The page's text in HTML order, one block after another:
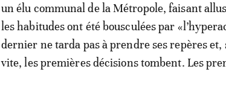
un élu communal de la Métropole, faisant
les habitudes ont été bousculées par
dernier ne tarda pas à prendre ses repères
vite, les premières décisions tombent. Les